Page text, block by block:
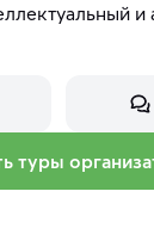
туры